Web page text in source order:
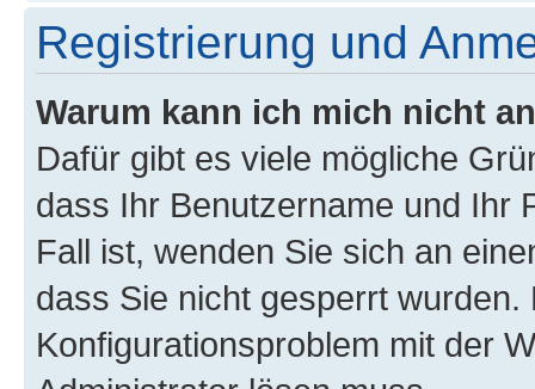
Registrierung und
Warum kann ich mich nicht
Dafür gibt es viele mögliche
dass Ihr Benutzername und Ihr
Fall ist, wenden Sie sich an
dass Sie nicht gesperrt
Konfigurationsproblem mit der